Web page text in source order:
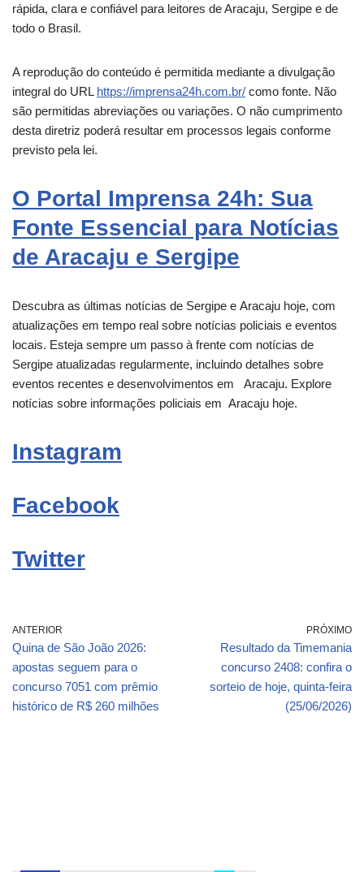
rápida, clara e confiável para leitores de Aracaju, Sergipe e de
todo o Brasil.
A reprodução do conteúdo é permitida mediante a divulgação
integral do URL https://imprensa24h.com.br/ como fonte. Não
são permitidas abreviações ou variações. O não cumprimento
desta diretriz poderá resultar em processos legais conforme
previsto pela lei.
O Portal Imprensa 24h: Sua
Fonte Essencial para Notícias
de Aracaju e Sergipe
Descubra as últimas notícias de Sergipe e Aracaju hoje, com
atualizações em tempo real sobre notícias policiais e eventos
locais. Esteja sempre um passo à frente com notícias de
Sergipe atualizadas regularmente, incluindo detalhes sobre
eventos recentes e desenvolvimentos em Aracaju. Explore
notícias sobre informações policiais em Aracaju hoje.
Instagram
Facebook
Twitter
ANTERIOR
Quina de São João 2026:
apostas seguem para o
concurso 7051 com prêmio
histórico de R$ 260 milhões
PRÓXIMO
Resultado da Timemania
concurso 2408: confira o
sorteio de hoje, quinta-feira
(25/06/2026)